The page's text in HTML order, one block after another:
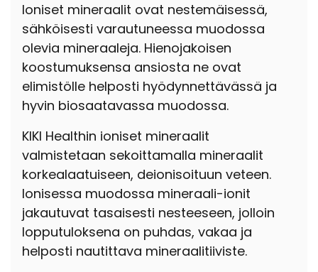
Ioniset mineraalit ovat nestemäisessä,
sähköisesti varautuneessa muodossa
olevia mineraaleja. Hienojakoisen
koostumuksensa ansiosta ne ovat
elimistölle helposti hyödynnettävässä ja
hyvin biosaatavassa muodossa.
KIKI Healthin ioniset mineraalit
valmistetaan sekoittamalla mineraalit
korkealaatuiseen, deionisoituun veteen.
Ionisessa muodossa mineraali-ionit
jakautuvat tasaisesti nesteeseen, jolloin
lopputuloksena on puhdas, vakaa ja
helposti nautittava mineraalitiiviste.